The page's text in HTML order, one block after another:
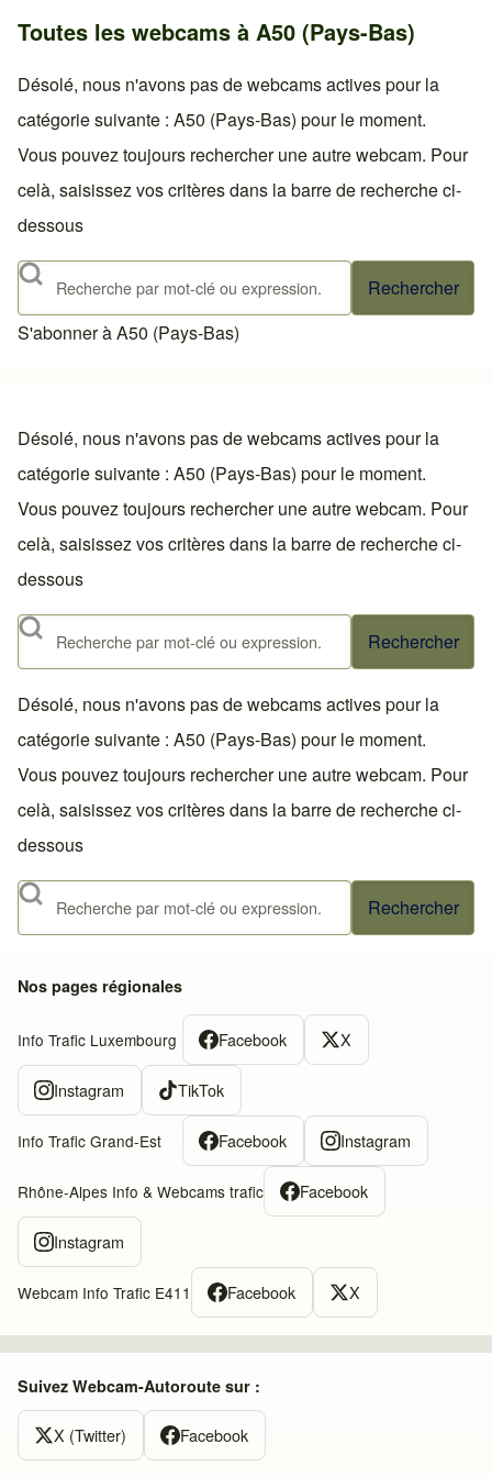
Toutes les webcams à A50 (Pays-Bas)
Désolé, nous n'avons pas de webcams actives pour la
catégorie suivante : A50 (Pays-Bas) pour le moment.
Vous pouvez toujours rechercher une autre webcam. Pour
celà, saisissez vos critères dans la barre de recherche ci-
dessous
Rechercher
S'abonner à A50 (Pays-Bas)
Désolé, nous n'avons pas de webcams actives pour la
catégorie suivante : A50 (Pays-Bas) pour le moment.
Vous pouvez toujours rechercher une autre webcam. Pour
celà, saisissez vos critères dans la barre de recherche ci-
dessous
Rechercher
Désolé, nous n'avons pas de webcams actives pour la
catégorie suivante : A50 (Pays-Bas) pour le moment.
Vous pouvez toujours rechercher une autre webcam. Pour
celà, saisissez vos critères dans la barre de recherche ci-
dessous
Rechercher
Nos pages régionales
Info Trafic Luxembourg Facebook X
Instagram TikTok
Info Trafic Grand-Est Facebook Instagram
Rhône-Alpes Info & Webcams trafic Facebook
Instagram
Webcam Info Trafic E411 Facebook X
Suivez Webcam-Autoroute sur :
X (Twitter) Facebook